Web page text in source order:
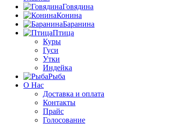
Говядина
Конина
Баранина
Птица
Куры
Гуси
Утки
Индейка
Рыба
О Нас
Доставка и оплата
Контакты
Прайс
Голосование